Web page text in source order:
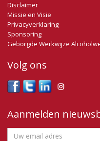
Disclaimer
Missie en Visie
Privacyverklaring
Sponsoring
Geborgde Werkwijze
Volg ons
Aanmelden